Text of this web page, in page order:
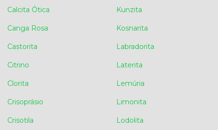
Calcita Ótica
Canga Rosa
Castorita
Citrino
Clorita
Crisoprásio
Crisotila
Kunzita
Kosnarita
Labradorita
Laterita
Lemúria
Limonita
Lodolita